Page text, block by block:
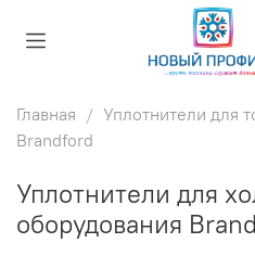
Главная
Уплотнители для
Brandford
Уплотнители для
оборудования